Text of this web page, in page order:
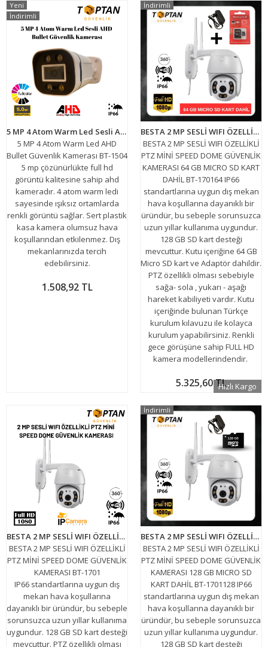
5 MP 4 Atom Warm Led Sesli AHD Bullet Güvenlik Kamerası BT-1504
5 MP 4 Atom Warm Led AHD
Bullet Güvenlik Kamerası BT-1504
5 mp çözünürlükte full hd
görüntü kalitesine sahip ahd
kameradır. 4 atom warm ledi
sayesinde ışıksız ortamlarda
renkli görüntü sağlar. Sert plastik
kasa kamera olumsuz hava
koşullarından etkilenmez. Dış
mekanlarınızda tercih
edebilirsiniz.
1.508,92 TL
Yeni
İndirimli
BESTA 2 MP SESLİ WIFI ÖZELLİKLİ PTZ MİNİ SPEED DOME GÜVENLİK KAMERASI 64 GB MICRO SD KART DAHİL BT-170164
BESTA 2 MP SESLİ WIFI ÖZELLİKLİ
PTZ MİNİ SPEED DOME GÜVENLİK
KAMERASI 64 GB MICRO SD KART
DAHİL BT-170164 IP66
standartlarına uygun dış mekan
hava koşullarına dayanıklı bir
üründür, bu sebeple sorunsuzca
uzun yıllar kullanıma uygundur.
128 GB SD kart desteği
mevcuttur. Kutu içeriğine 64 GB
Micro SD kart ve Adaptör dahildir.
PTZ özellikli olması sebebiyle
sağa- sola , yukarı - aşağı
hareket kabiliyeti vardır. Kutu
içeriğinde bulunan Türkçe
kurulum kılavuzu ile kolayca
kurulum yapabilirsiniz. Renkli
gece görüşüne sahip FULL HD
kamera modellerindendir.
5.325,60 TL
İndirimli
Hızlı Kargo
BESTA 2 MP SESLİ WIFI ÖZELLİKLİ PTZ MİNİ SPEED DOME GÜVENLİK KAMERASI BT-1701
BESTA 2 MP SESLİ WIFI ÖZELLİKLİ
PTZ MİNİ SPEED DOME GÜVENLİK
KAMERASI BT-1701
IP66 standartlarına uygun dış
mekan hava koşullarına
dayanıklı bir üründür, bu sebeple
sorunsuzca uzun yıllar kullanıma
uygundur. 128 GB SD kart desteği
mevcuttur. PTZ özellikli olması
BESTA 2 MP SESLİ WIFI ÖZELLİKLİ PTZ MİNİ SPEED DOME GÜVENLİK KAMERASI 128 GB MICRO SD KART DAHİL BT-1701128
BESTA 2 MP SESLİ WIFI ÖZELLİKLİ
PTZ MİNİ SPEED DOME GÜVENLİK
KAMERASI 128 GB MICRO SD
KART DAHİL BT-1701128 IP66
standartlarına uygun dış mekan
hava koşullarına dayanıklı bir
üründür, bu sebeple sorunsuzca
uzun yıllar kullanıma uygundur.
128 GB SD kart desteği
İndirimli